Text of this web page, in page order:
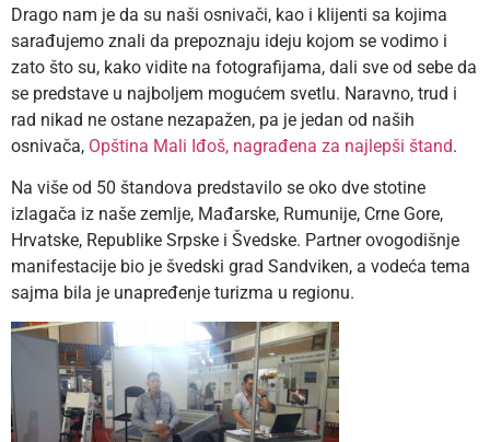
Drago nam je da su naši osnivači, kao i klijenti sa kojima
sarađujemo znali da prepoznaju ideju kojom se vodimo i
zato što su, kako vidite na fotografijama, dali sve od sebe da
se predstave u najboljem mogućem svetlu. Naravno, trud i
rad nikad ne ostane nezapažen, pa je jedan od naših
osnivača, Opština Mali Iđoš, nagrađena za najlepši štand.
Na više od 50 štandova predstavilo se oko dve stotine
izlagača iz naše zemlje, Mađarske, Rumunije, Crne Gore,
Hrvatske, Republike Srpske i Švedske. Partner ovogodišnje
manifestacije bio je švedski grad Sandviken, a vodeća tema
sajma bila je unapređenje turizma u regionu.